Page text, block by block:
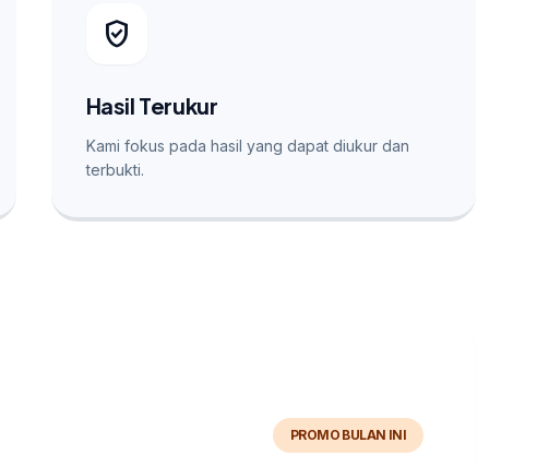
verified_user
Hasil Terukur
Kami fokus pada hasil yang dapat diukur dan
terbukti.
PROMO BULAN INI